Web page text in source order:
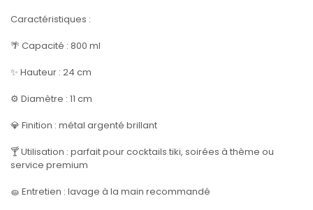
Caractéristiques :
🌴 Capacité : 800 ml
✨ Hauteur : 24 cm
⚙️ Diamètre : 11 cm
💎 Finition : métal argenté brillant
🍸 Utilisation : parfait pour cocktails tiki, soirées à thème ou
service premium
🧽 Entretien : lavage à la main recommandé